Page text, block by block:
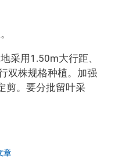
采用1.50m大行距、
双株规格种植。加强
剪。要分批留叶采
章